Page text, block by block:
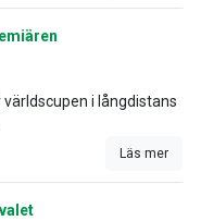
i långdistans
Läs mer